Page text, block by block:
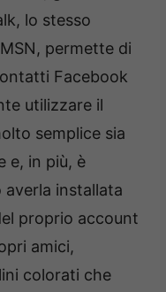
lo stesso
permette di
Facebook
utilizzare il
semplice sia
e, in più, è
averla installata
proprio account
amici,
colorati che